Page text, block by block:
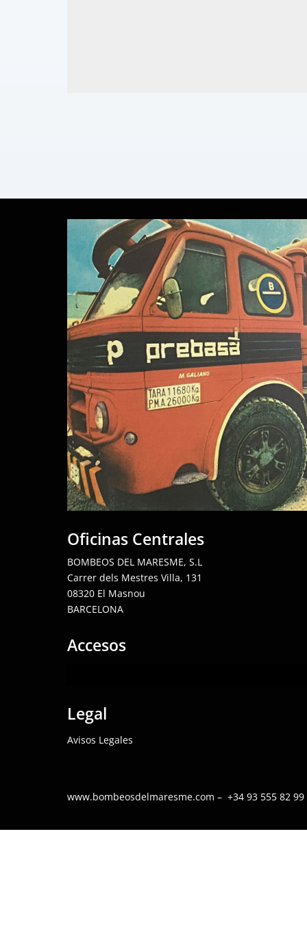
Oficinas Centrales
BOMBEOS DEL MARESME, S.L
Carrer dels Mestres Villa, 131
08320 El Masnou
BARCELONA
Accesos
Legal
Avisos Legales
www.bombeosdelmaresme.com – +34 93 555 82